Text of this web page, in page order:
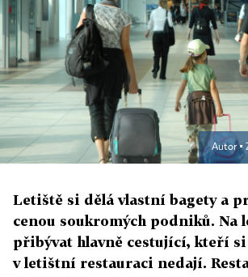
Autor ▪
Letiště si dělá vlastní bagety a
cenou soukromých podniků. Na
přibývat hlavně cestující, kteří
v letištní restauraci nedají.